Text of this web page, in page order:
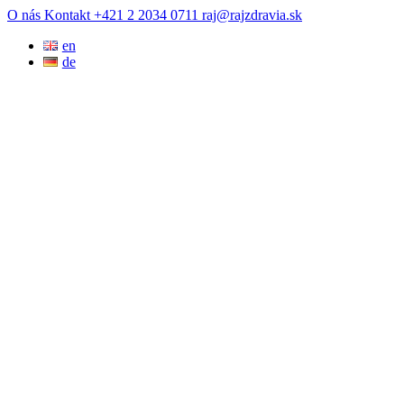
Prejsť
obsah
O nás Kontakt +421 2 2034 0711 raj@rajzdravia.sk
en
de